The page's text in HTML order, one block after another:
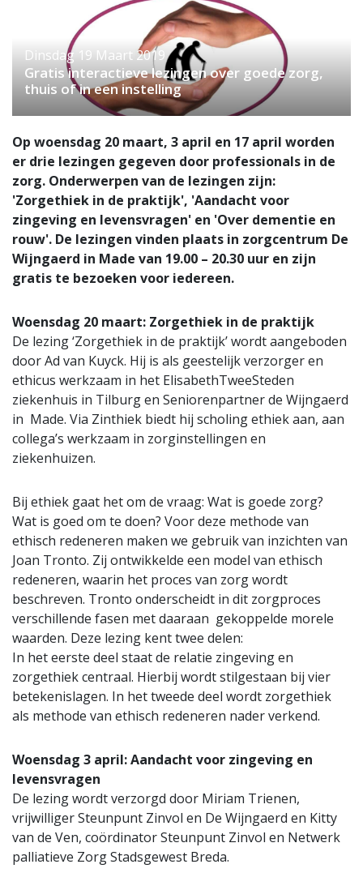
Dinsdag 19 Maart 2019
Gratis interactieve lezingen over goede zorg,
thuis of in een instelling
Op woensdag 20 maart, 3 april en 17 april worden
er drie lezingen gegeven door professionals in de
zorg. Onderwerpen van de lezingen zijn:
'Zorgethiek in de praktijk', 'Aandacht voor
zingeving en levensvragen' en 'Over dementie en
rouw'. De lezingen vinden plaats in zorgcentrum De
Wijngaerd in Made van 19.00 – 20.30 uur en zijn
gratis te bezoeken voor iedereen.
Woensdag 20 maart: Zorgethiek in de praktijk
De lezing ‘Zorgethiek in de praktijk’ wordt aangeboden
door Ad van Kuyck. Hij is als geestelijk verzorger en
ethicus werkzaam in het ElisabethTweeSteden
ziekenhuis in Tilburg en Seniorenpartner de Wijngaerd
in Made. Via Zinthiek biedt hij scholing ethiek aan, aan
collega’s werkzaam in zorginstellingen en
ziekenhuizen.
Bij ethiek gaat het om de vraag: Wat is goede zorg?
Wat is goed om te doen? Voor deze methode van
ethisch redeneren maken we gebruik van inzichten van
Joan Tronto. Zij ontwikkelde een model van ethisch
redeneren, waarin het proces van zorg wordt
beschreven. Tronto onderscheidt in dit zorgproces
verschillende fasen met daaraan gekoppelde morele
waarden. Deze lezing kent twee delen:
In het eerste deel staat de relatie zingeving en
zorgethiek centraal. Hierbij wordt stilgestaan bij vier
betekenislagen. In het tweede deel wordt zorgethiek
als methode van ethisch redeneren nader verkend.
Woensdag 3 april: Aandacht voor zingeving en
levensvragen
De lezing wordt verzorgd door Miriam Trienen,
vrijwilliger Steunpunt Zinvol en De Wijngaerd en Kitty
van de Ven, coördinator Steunpunt Zinvol en Netwerk
palliatieve Zorg Stadsgewest Breda.